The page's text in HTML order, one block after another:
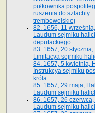
pułkownika
ruszenia do szlachty
trembowelskiej
82. 1656, 11
Laudum sejmiku
deputackiego
83. 1657, 20 stycznia,
Limitacya sejmiku
84. 1657, 5 kwietnia,
Instrukcya sejmiku
króla
85. 1657, 29 maja,
Laudum sejmiku
86. 1657, 26
Laudum sejmiku